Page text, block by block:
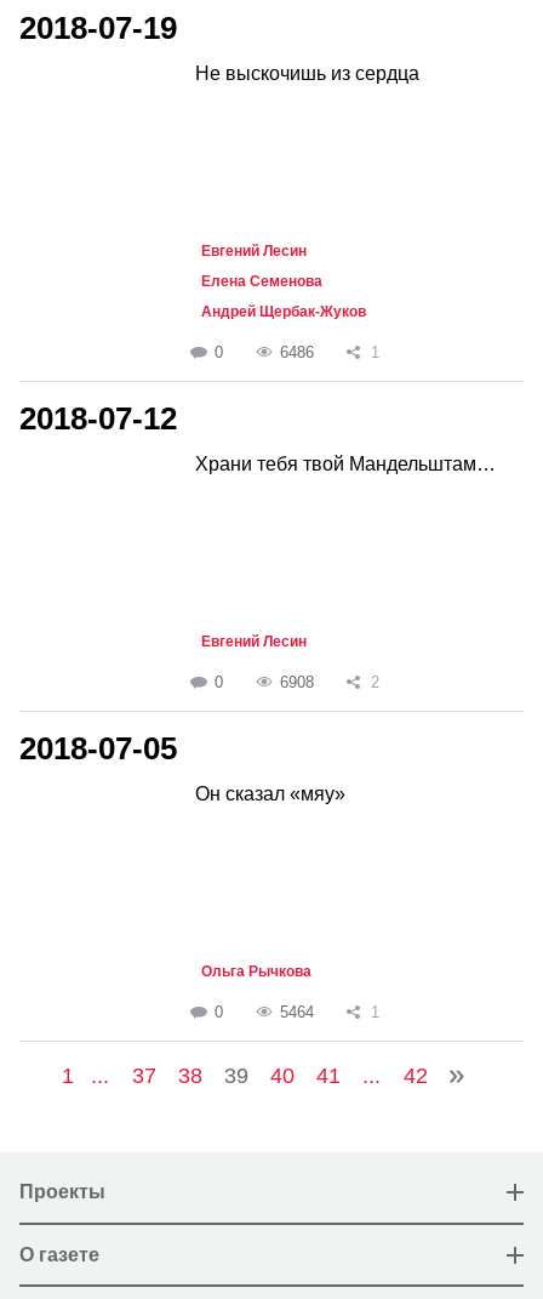
2018-07-19
Не выскочишь из сердца
Евгений Лесин
Елена Семенова
Андрей Щербак-Жуков
0 6486 1
2018-07-12
Храни тебя твой Мандельштам…
Евгений Лесин
0 6908 2
2018-07-05
Он сказал «мяу»
Ольга Рычкова
0 5464 1
1 ... 37 38 39 40 41 ... 42
Проекты
О газете